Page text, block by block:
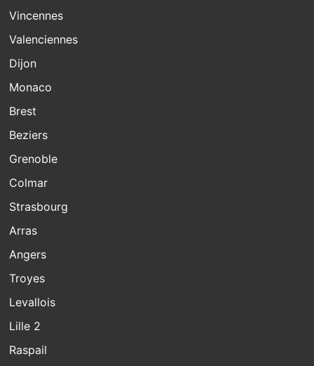
Vincennes
Valenciennes
Dijon
Monaco
Brest
Beziers
Grenoble
Colmar
Strasbourg
Arras
Angers
Troyes
Levallois
Lille 2
Raspail